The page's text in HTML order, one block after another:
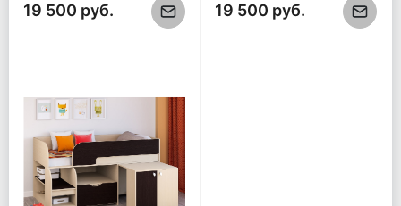
19 500 руб. 19 500 руб.